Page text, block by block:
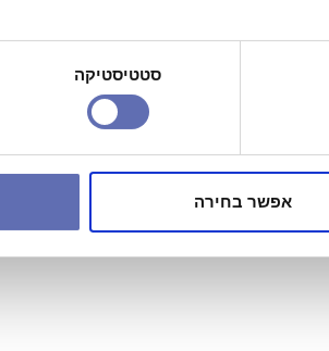
סטטיסטיקה
אפשר בחירה